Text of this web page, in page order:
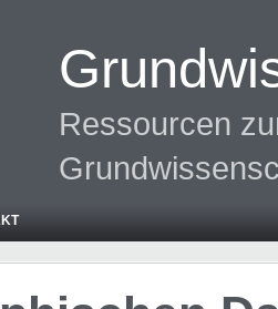
Ressourcen